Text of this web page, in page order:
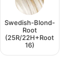
Swedish-Blond-
Root
(25R/22H+Root
16)